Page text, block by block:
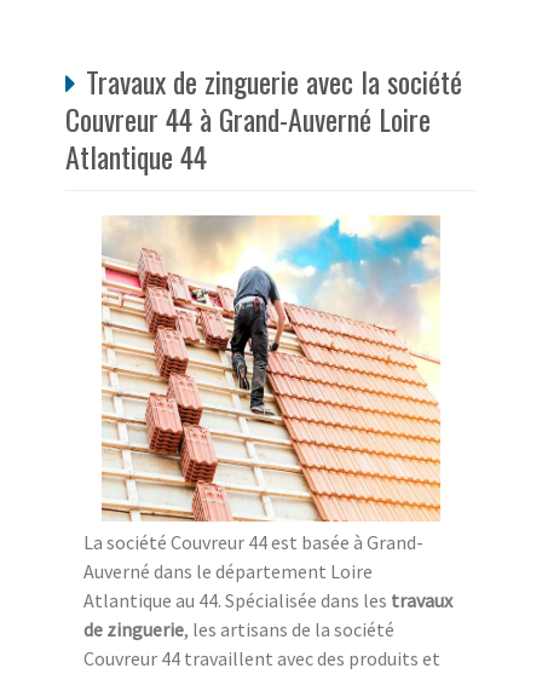
Travaux de zinguerie avec la société
Couvreur 44 à Grand-Auverné Loire
Atlantique 44
La société Couvreur 44 est basée à Grand-
Auverné dans le département Loire
Atlantique au 44. Spécialisée dans les travaux
de zinguerie, les artisans de la société
Couvreur 44 travaillent avec des produits et